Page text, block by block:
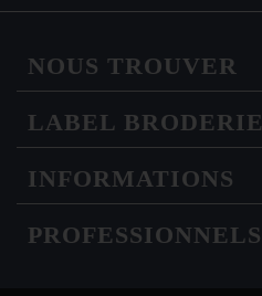
NOUS TROUVER
LABEL BRODERIE
INFORMATIONS
PROFESSIONNELS